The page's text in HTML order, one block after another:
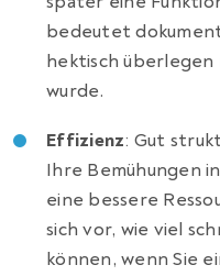
bedeutet
hektisch
wurde.
Effizienz: Gut
Ihre Bemühungen
eine bessere
sich vor, wie viel
können, wenn Sie